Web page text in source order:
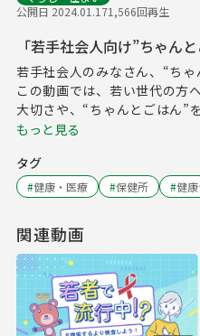
公開日 2024.01.171,566回再生
「若手社会人向け”ちゃん
若手社会人のみなさん、“ち
この動画では、若い世代の方
大切さや、“ちゃんとごはん”
もっと見る
タグ
#健康・医療 #保健所 #健
関連動画